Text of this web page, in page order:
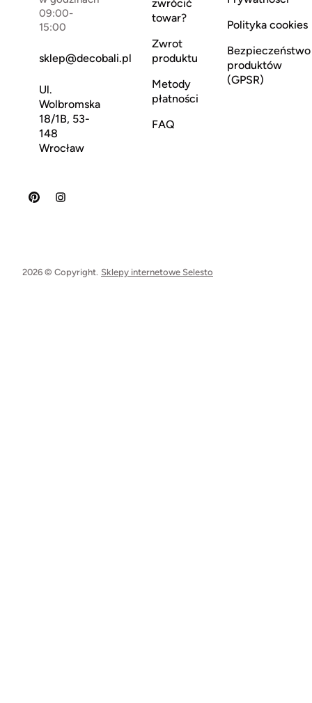
09:00-
15:00
sklep@decobali.pl
Ul.
Wolbromska
18/1B, 53-
148
Wrocław
zwrócić
towar?
Zwrot
produktu
Metody
płatności
FAQ
Polityka cookies
Bezpieczeństwo
produktów
(GPSR)
2026 © Copyright. Sklepy internetowe Selesto